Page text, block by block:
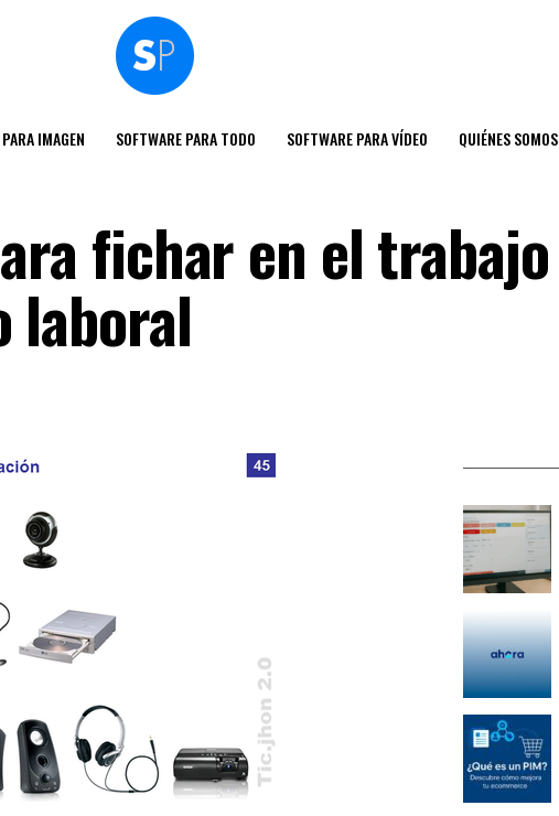
IMAGEN SOFTWARE PARA TODO SOFTWARE PARA VÍDEO QUIÉNES SOMOS
fichar en el trabajo
laboral